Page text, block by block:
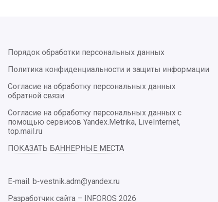
Порядок обработки персональных данных
Политика конфиденциальности и защиты информации
Согласие на обработку персональных данных
обратной связи
Согласие на обработку персональных данных с
помощью сервисов Yandex.Metrika, LiveInternet,
top.mail.ru
ПОКАЗАТЬ БАННЕРНЫЕ МЕСТА
E-mail: b-vestnik.adm@yandex.ru
Разработчик сайта – INFOROS 2026